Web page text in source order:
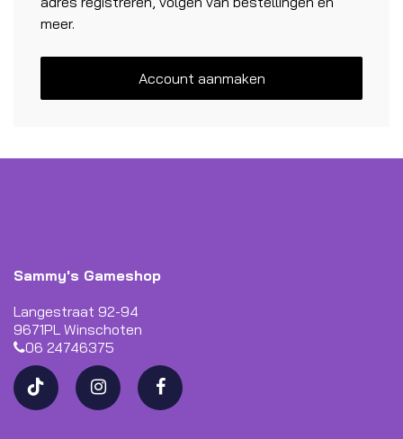
meer.
Account aanmaken
Sammy's Gameshop
Langestraat 92-94
9671PL Winschoten
06 24746375